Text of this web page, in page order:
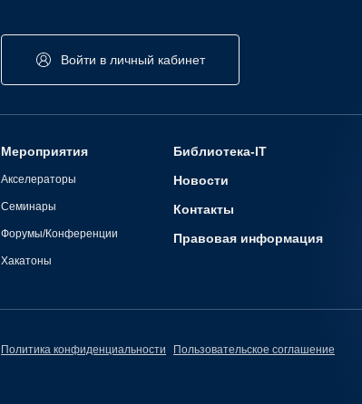
Войти в личный кабинет
Мероприятия
Акселераторы
Семинары
Форумы/Конференции
Хакатоны
Библиотека-IT
Новости
Контакты
Правовая информация
Политика конфиденциальности Пользовательское соглашение